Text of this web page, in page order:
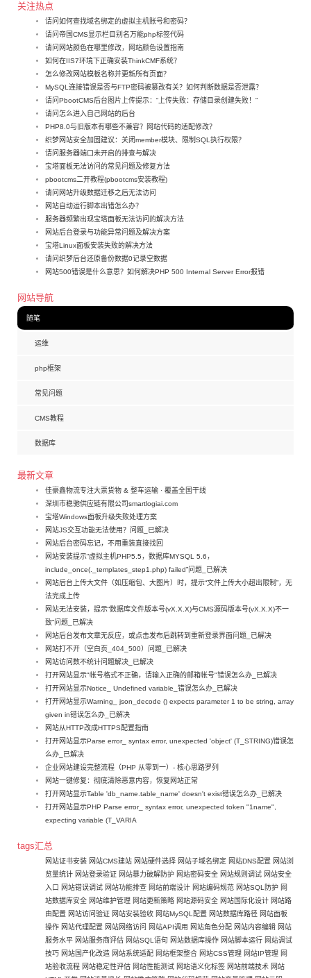
关注热点
请问如何查找域名绑定的虚拟主机账号和密码？
请问帝国CMS显示栏目别名万能php标签代码
请问网站颜色在哪里修改，网站颜色设置指南
如何在IIS7环境下正确安装ThinkCMF系统？
怎么修改网站模板名称并更新所有页面？
MySQL连接错误是否与FTP密码被篡改有关？如何判断数据是否泄露？
请问PbootCMS后台图片上传提示：“上传失败：存储目录创建失败！”
请问怎么进入自己网站的后台
PHP8.0与旧版本有哪些不兼容？网站代码的适配修改？
织梦网站安全加固建议：关闭member模块、限制SQL执行权限？
请问服务器端口未开启的排查与解决
宝塔面板无法访问的常见问题及修复方法
pbootcms二开教程(pbootcms安装教程)
请问网站升级数据迁移之后无法访问
网站自动运行脚本出错怎么办？
服务器频繁出现宝塔面板无法访问的解决方法
网站后台登录与功能异常问题及解决方案
宝塔Linux面板安装失败的解决方法
请问织梦后台还原备份数据0记录空数据
网站500错误是什么意思？如何解决PHP 500 Internal Server Error报错
网站导航
随笔
运维
php框架
常见问题
CMS教程
数据库
最新文章
佳豪鑫物流专注大票货物 & 整车运输 · 覆盖全国干线
深圳市稳驰供应链有限公司smartlogiai.com
宝塔Windows面板升级失败处理方案
网站JS交互功能无法使用？问题_已解决
网站后台密码忘记，不用重装直接找回
网站安装提示“虚拟主机PHP5.5，数据库MYSQL 5.6，
include_once(._templates_step1.php) failed”问题_已解决
网站后台上传大文件（如压缩包、大图片）时，提示“文件上传大小超出限制”，无
法完成上传
网站无法安装，提示“数据库文件版本号(vX.X.X)与CMS源码版本号(vX.X.X)不一
致”问题_已解决
网站后台发布文章无反应，或点击发布后跳转到重新登录界面问题_已解决
网站打不开（空白页_404_500）问题_已解决
网站访问数不统计问题解决_已解决
打开网站显示"帐号格式不正确，请输入正确的邮箱帐号"错误怎么办_已解决
打开网站显示Notice_ Undefined variable_错误怎么办_已解决
打开网站显示Warning_ json_decode () expects parameter 1 to be string, array
given in错误怎么办_已解决
网站从HTTP改成HTTPS配置指南
打开网站显示Parse error_ syntax error, unexpected 'object' (T_STRING)错误怎
么办_已解决
企业网站建设完整流程（PHP 从零到一）- 核心思路罗列
网站一键修复：彻底清除恶意内容，恢复网站正常
打开网站显示Table 'db_name.table_name' doesn't exist错误怎么办_已解决
打开网站显示PHP Parse error_ syntax error, unexpected token "1name",
expecting variable (T_VARIA
tags汇总
网站证书安装 网站CMS建站 网站硬件选择 网站子域名绑定 网站DNS配置 网站浏
览量统计 网站登录验证 网站暴力破解防护 网站密码安全 网站规则调试 网站安全
入口 网站错误调试 网站功能排查 网站前端设计 网站编码规范 网站SQL防护 网
站数据库安全 网站维护管理 网站更新策略 网站源码安全 网站国际化设计 网站路
由配置 网站访问验证 网站安装验收 网站MySQL配置 网站数据库路径 网站面板
操作 网站代理配置 网站网络访问 网站API调用 网站角色分配 网站内容编辑 网站
服务水平 网站服务商评估 网站SQL语句 网站数据库操作 网站脚本运行 网站调试
技巧 网站国产化改造 网站系统适配 网站框架整合 网站CSS管理 网站IP管理 网
站验收流程 网站稳定性评估 网站性能测试 网站语义化标签 网站前端技术 网站